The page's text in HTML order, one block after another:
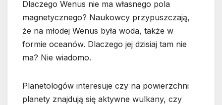
Dlaczego Wenus nie ma własnego pola
magnetycznego? Naukowcy przypuszczają,
że na młodej Wenus była woda, także w
formie oceanów. Dlaczego jej dzisiaj tam nie
ma? Nie wiadomo.
Planetologów interesuje czy na powierzchni
planety znajdują się aktywne wulkany, czy